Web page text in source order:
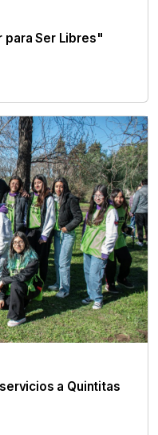
para Ser Libres"
a Quintitas